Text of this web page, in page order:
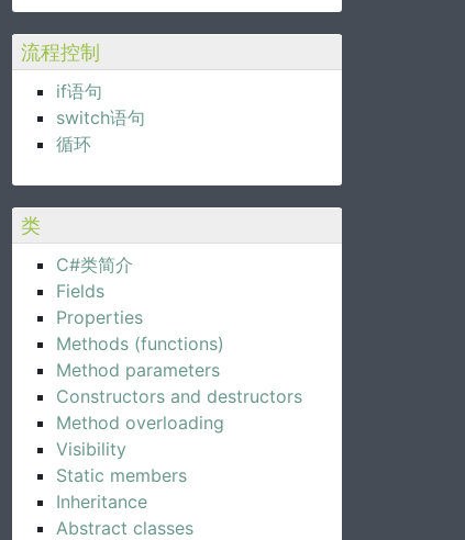
流程控制
if语句
switch语句
循环
类
C#类简介
Fields
Properties
Methods (functions)
Method parameters
Constructors and destructors
Method overloading
Visibility
Static members
Inheritance
Abstract classes